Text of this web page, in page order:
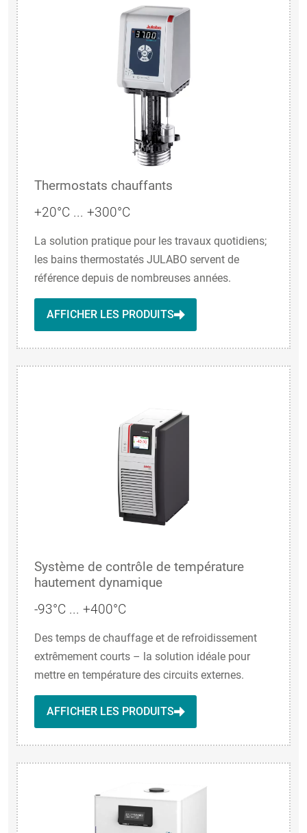
Thermostats chauffants
+20°C ... +300°C
La solution pratique pour les travaux quotidiens;
les bains thermostatés JULABO servent de
référence depuis de nombreuses années.
AFFICHER LES PRODUITS
Système de contrôle de température
hautement dynamique
-93°C ... +400°C
Des temps de chauffage et de refroidissement
extrêmement courts – la solution idéale pour
mettre en température des circuits externes.
AFFICHER LES PRODUITS